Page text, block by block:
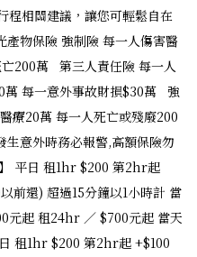
程相關建議，讓您可輕鬆自在
物保險 強制險 每一人傷害醫
200萬 第三人責任險 每一人
萬 每一意外事故財損$30萬 強
療20萬 每一人死亡或殘廢200
意外時務必報警,高額保險勿
平日 租1hr $200 第2hr起
前還) 超過15分鐘以1小時計 當
元起 租24hr ／ $700元起 當天
租1hr $200 第2hr起 +$100